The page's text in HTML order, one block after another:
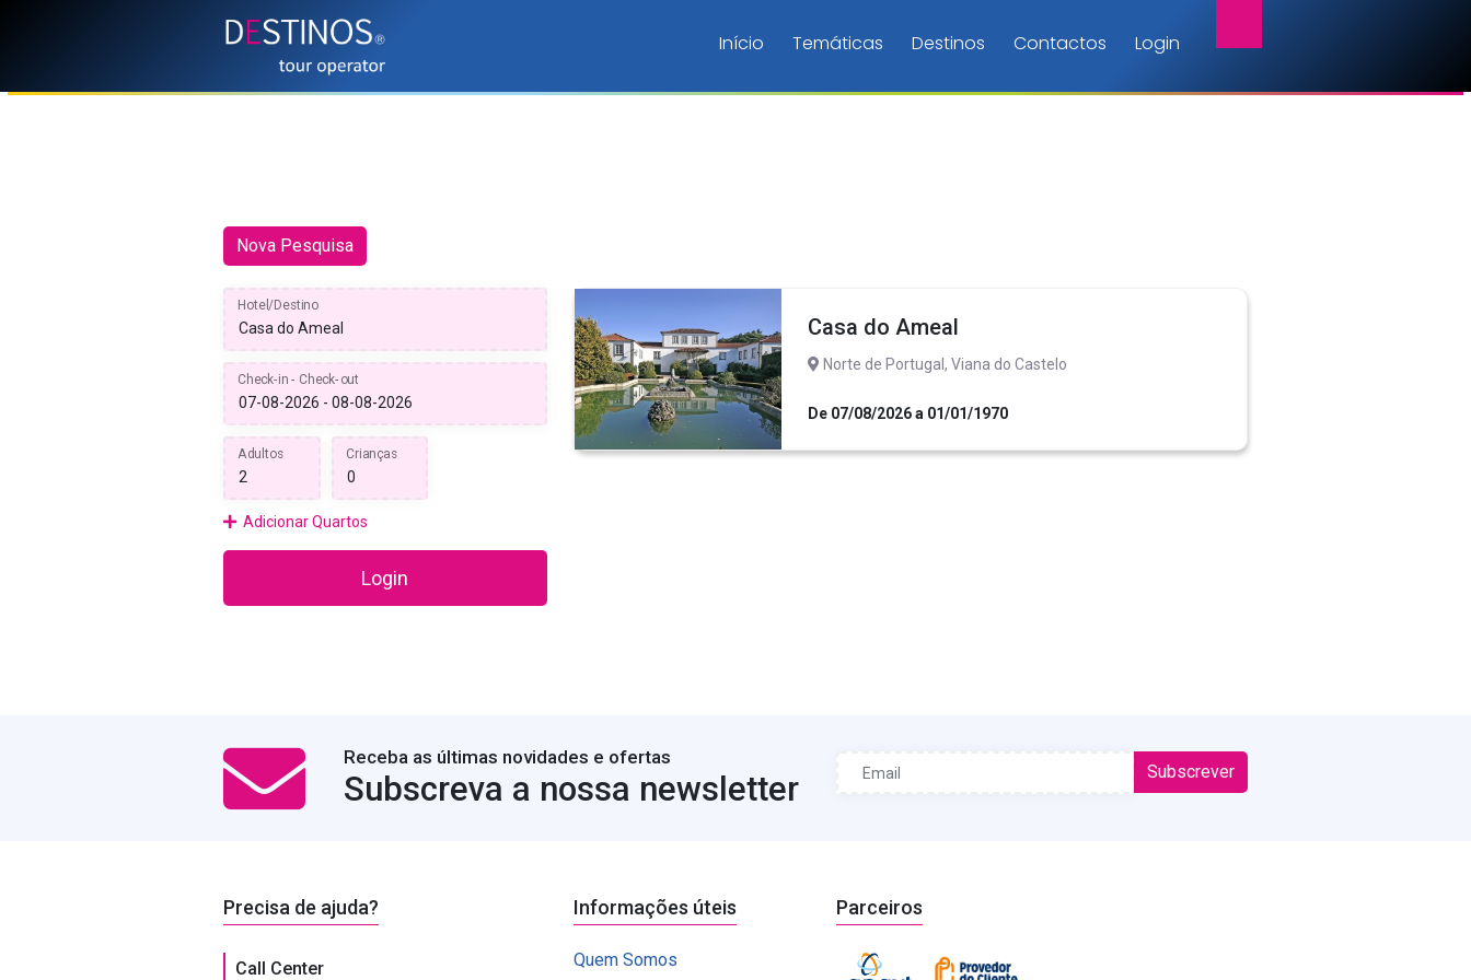
Início Temáticas Destinos Contactos Login
Nova Pesquisa
Hotel/Destino
Check-in - Check-out
Adultos Crianças
Adicionar Quartos
Login
Casa do Ameal
Norte de Portugal, Viana do Castelo
De 07/08/2026 a 01/01/1970
Receba as últimas novidades e ofertas
Subscreva a nossa newsletter Subscrever
Precisa de ajuda?
Call Center
Informações úteis
Quem Somos
Parceiros